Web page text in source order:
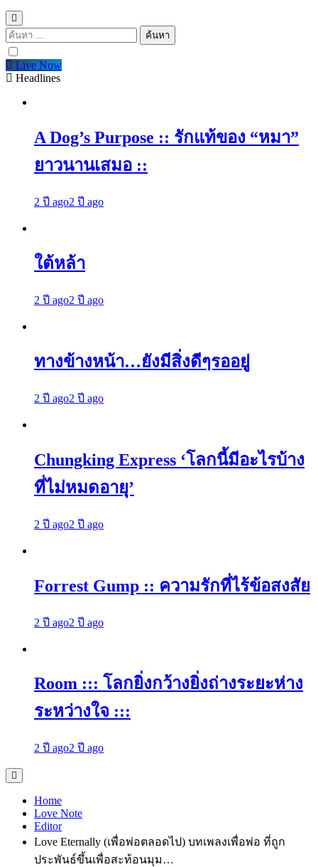
ค้นหา
สำหรับ:
Live Now
Headlines
A Dog’s Purpose :: รักแท้ของ “หมา”
ยาวนานเสมอ ::
2 ปี ago2 ปี ago
ใต้หล้า
2 ปี ago2 ปี ago
ทางข้างหน้า…ยังมีสิ่งดีๆรออยู่
2 ปี ago2 ปี ago
Chungking Express ‘โลกนี้มีอะไรบ้าง
ที่ไม่หมดอายุ’
2 ปี ago2 ปี ago
Forrest Gump :: ความรักที่ไร้ข้อสงสัย
2 ปี ago2 ปี ago
Room ::: โลกยิ่งกว้างยิ่งถ่างระยะห่าง
ระหว่างใจ :::
2 ปี ago2 ปี ago
Home
Love Note
Editor
Love Eternally (เพื่อพ่อตลอดไป) บทเพลงเพื่อพ่อ ที่ถูก
ประพันธ์ขึ้นเพื่อสะท้อนมุม…